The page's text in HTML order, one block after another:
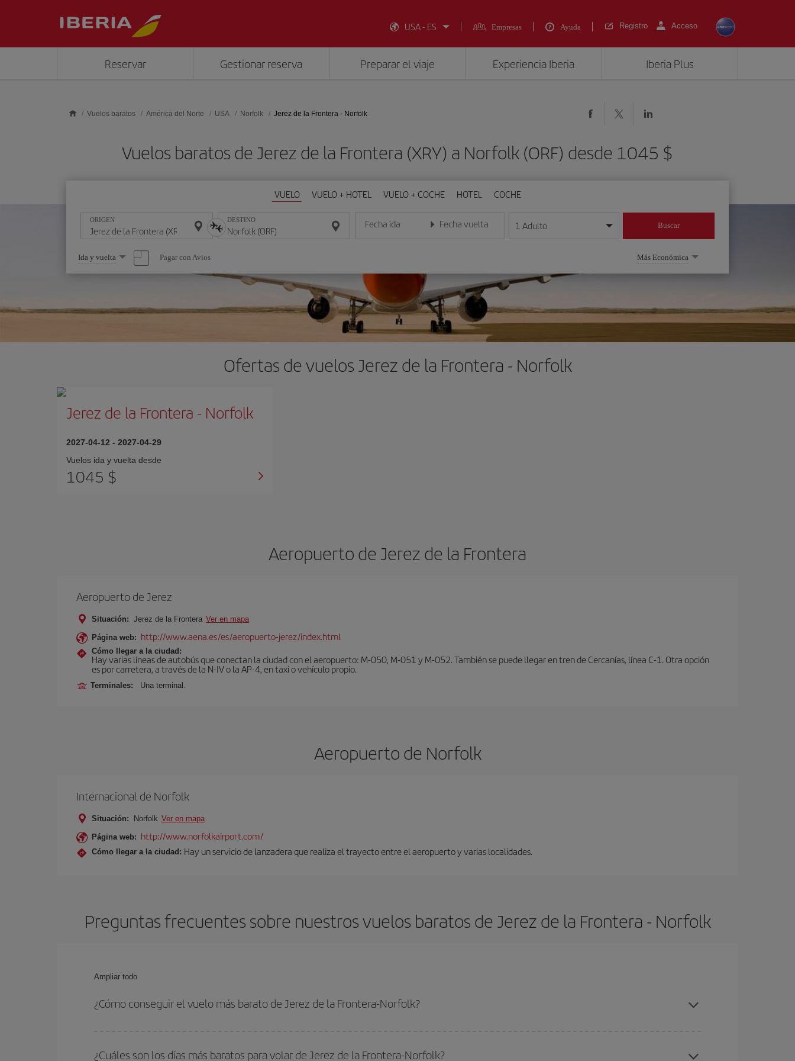
USA - ES
Empresas Ayuda Registro Acceso
Reservar Gestionar reserva Preparar el viaje Experiencia Iberia Iberia Plus
Vuelos baratos América del Norte USA Norfolk Jerez de la Frontera - Norfolk
Vuelos baratos de Jerez de la Frontera (XRY) a Norfolk (ORF) desde 1045 $
VUELO VUELO + HOTEL VUELO + COCHE HOTEL COCHE
ORIGEN DESTINO Fecha ida
Introduce la fecha en formato día/mes/año
Fecha vuelta
Introduce la fecha en formato día/mes/año
1 Adulto Buscar
Seleccione
una
opción
Ida y vuelta Pagar con Avios Más Económica
Ofertas de vuelos Jerez de la Frontera - Norfolk
Jerez de la Frontera - Norfolk
2027-04-12 - 2027-04-29
Vuelos ida y vuelta desde
1045 $
Aeropuerto de Jerez de la Frontera
Aeropuerto de Jerez
Situación: Jerez de la Frontera Ver en mapa
Página web: http://www.aena.es/es/aeropuerto-jerez/index.html
Cómo llegar a la ciudad:
Hay varias líneas de autobús que conectan la ciudad con el aeropuerto: M-050, M-051 y M-052. También se puede llegar en tren de Cercanías, línea C-1. Otra opción
es por carretera, a través de la N-IV o la AP-4, en taxi o vehículo propio.
Terminales: Una terminal.
Aeropuerto de Norfolk
Internacional de Norfolk
Situación: Norfolk Ver en mapa
Página web: http://www.norfolkairport.com/
Cómo llegar a la ciudad: Hay un servicio de lanzadera que realiza el trayecto entre el aeropuerto y varias localidades.
Preguntas frecuentes sobre nuestros vuelos baratos de Jerez de la Frontera - Norfolk
Ampliar todo
¿Cómo conseguir el vuelo más barato de Jerez de la Frontera-Norfolk?
flexible con las fechas y horarios de ida y vuelta.
¿Cuáles son los días más baratos para volar de Jerez de la Frontera-Norfolk?